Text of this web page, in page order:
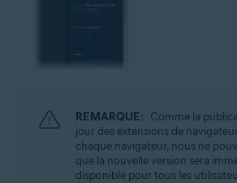
REMARQUE: Comme la
jour des extensions de
chaque navigateur, nous ne
que la nouvelle version sera
disponible pour tous les